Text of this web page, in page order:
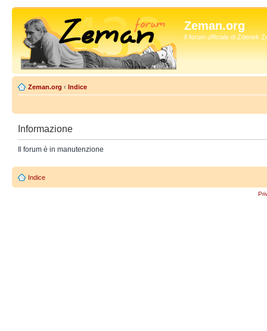
Zeman.org
Il forum ufficiale di Zdenek
Zeman.org ‹ Indice
Informazione
Il forum è in manutenzione
Indice